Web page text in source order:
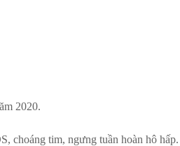
2020.
choáng tim, ngưng tuần hoàn hô hấp.